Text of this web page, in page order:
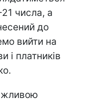
числа, а
до
вийти на
і платників